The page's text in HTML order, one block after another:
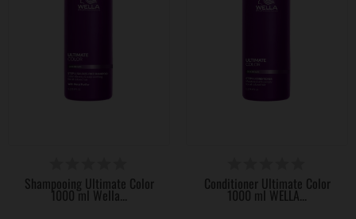
Shampooing Ultimate Color
1000 ml Wella...
Conditioner Ultimate Color
1000 ml WELLA...